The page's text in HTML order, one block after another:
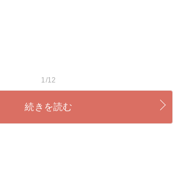
1/12
続きを読む